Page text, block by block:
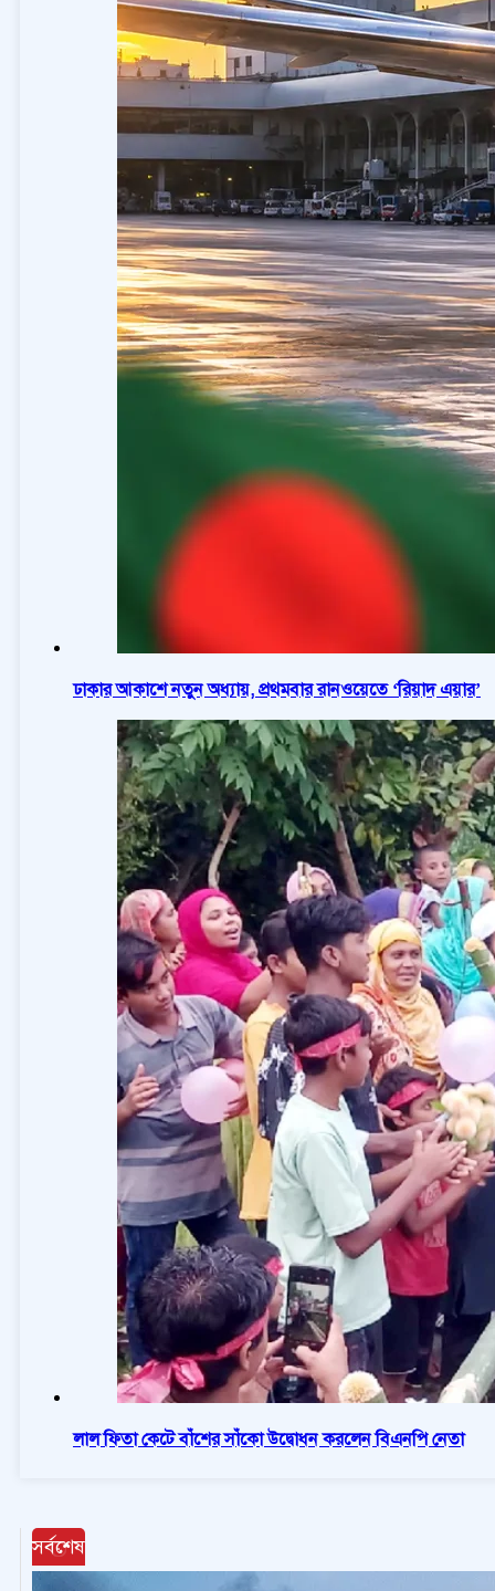
ঢাকার আকাশে নতুন অধ্যায়, প্রথমবার রানওয়েতে ‘রিয়াদ এয়ার’
লাল ফিতা কেটে বাঁশের সাঁকো উদ্বোধন করলেন বিএনপি নেতা
সর্বশেষ